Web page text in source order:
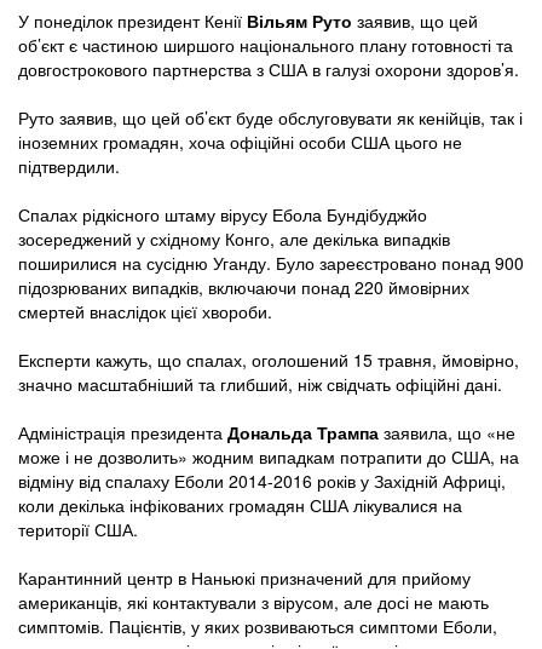
У понеділок президент Кенії Вільям Руто заявив, що цей
об’єкт є частиною ширшого національного плану готовності та
довгострокового партнерства з США в галузі охорони здоров’я.
Руто заявив, що цей об’єкт буде обслуговувати як кенійців, так і
іноземних громадян, хоча офіційні особи США цього не
підтвердили.
Спалах рідкісного штаму вірусу Ебола Бундібуджйо
зосереджений у східному Конго, але декілька випадків
поширилися на сусідню Уганду. Було зареєстровано понад 900
підозрюваних випадків, включаючи понад 220 ймовірних
смертей внаслідок цієї хвороби.
Експерти кажуть, що спалах, оголошений 15 травня, ймовірно,
значно масштабніший та глибший, ніж свідчать офіційні дані.
Адміністрація президента Дональда Трампа заявила, що «не
може і не дозволить» жодним випадкам потрапити до США, на
відміну від спалаху Еболи 2014-2016 років у Західній Африці,
коли декілька інфікованих громадян США лікувалися на
території США.
Карантинний центр в Наньюкі призначений для прийому
американців, які контактували з вірусом, але досі не мають
симптомів. Пацієнтів, у яких розвиваються симптоми Еболи,